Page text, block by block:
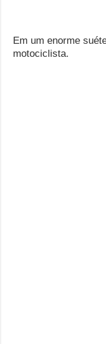
Em um enorme
motociclista.